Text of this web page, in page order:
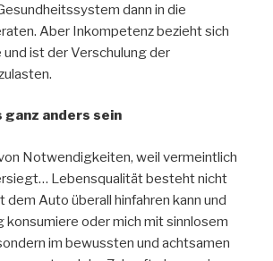
dann in die
Aber Inkompetenz bezieht sich
ist der Verschulung der
ganz anders sein
Notwendigkeiten, weil vermeintlich
Lebensqualität besteht nicht
dem Auto überall hinfahren kann und
konsumiere oder mich mit sinnlosem
im bewussten und achtsamen